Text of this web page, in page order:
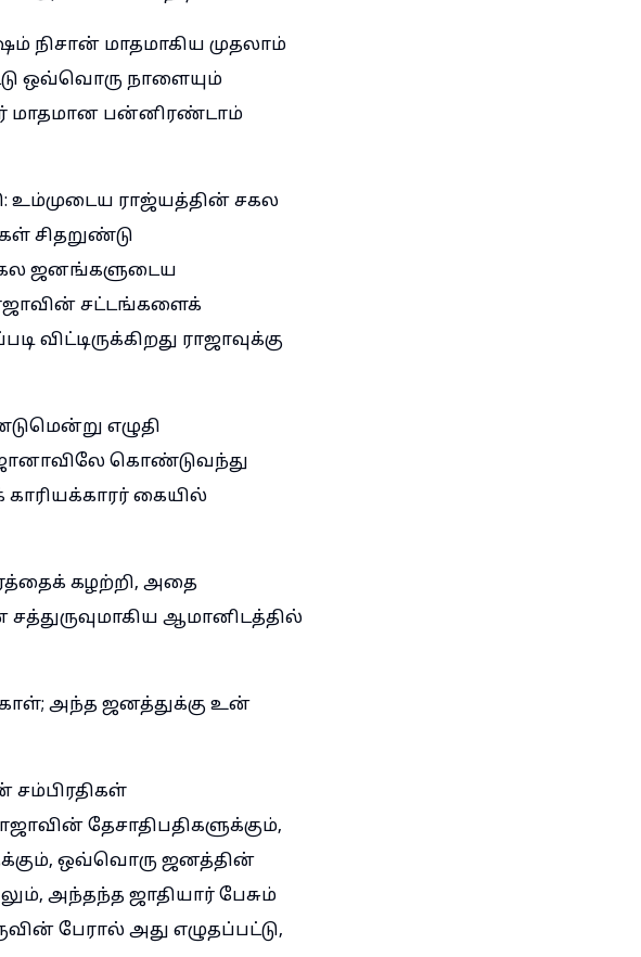
நிசான் மாதமாகிய முதலாம்
ஒவ்வொரு நாளையும்
மாதமான பன்னிரண்டாம்
ராஜ்யத்தின் சகல
சிதறுண்டு
ஜனங்களுடைய
சட்டங்களைக்
ராஜாவுக்கு
எழுதி
கொண்டுவந்து
கையில்
கழற்றி, அதை
ஆமானிடத்தில்
அந்த ஜனத்துக்கு உன்
சம்பிரதிகள்
தேசாதிபதிகளுக்கும்,
ஒவ்வொரு ஜனத்தின்
அந்தந்த ஜாதியார் பேசும்
பேரால் அது எழுதப்பட்டு,